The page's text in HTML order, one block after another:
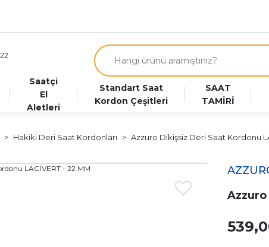
Saatçi
El
Aletleri
Standart Saat
Kordon Çeşitleri
SAAT
TAMİRİ
Hakiki Deri Saat Kordonları Azzuro Dikişsiz Deri Saat Kordonu
Azzuro